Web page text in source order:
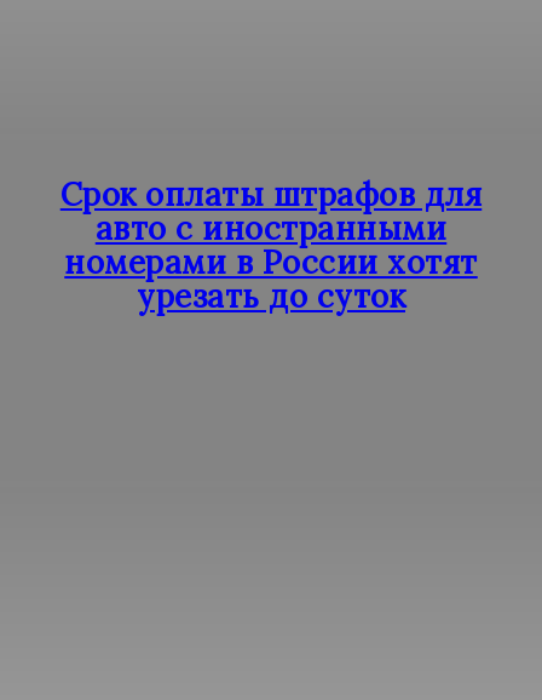
Срок оплаты штрафов для
авто с иностранными
номерами в России хотят
урезать до суток